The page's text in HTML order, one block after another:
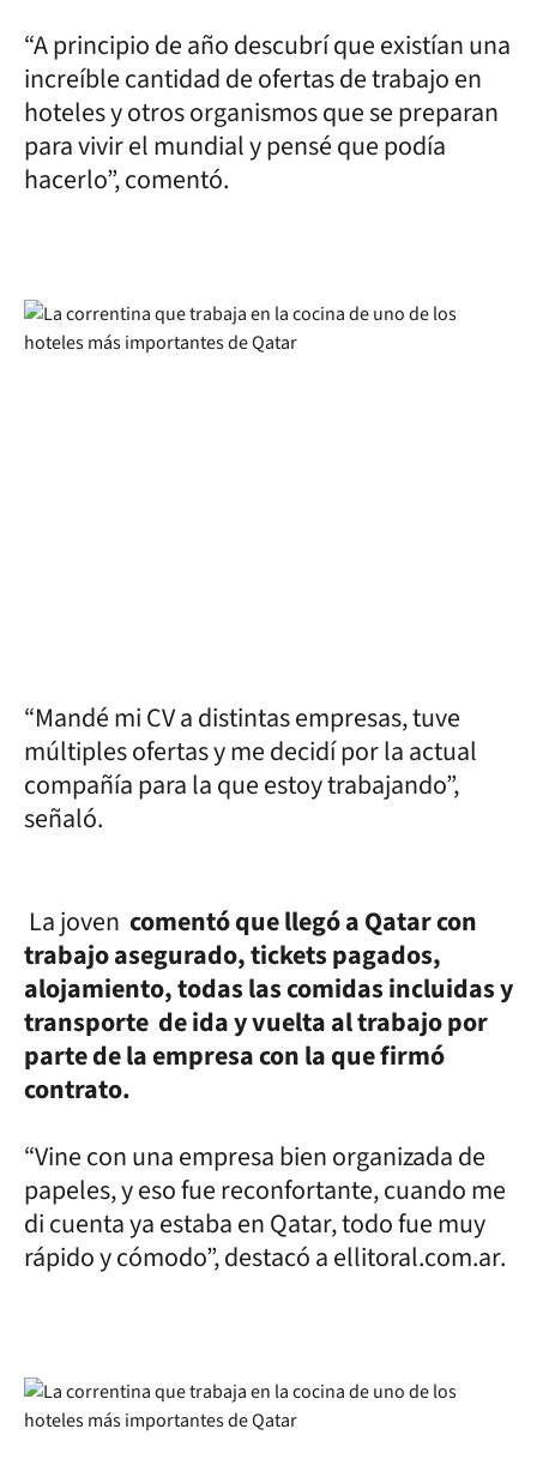
“A principio de año descubrí que existían una
increíble cantidad de ofertas de trabajo en
hoteles y otros organismos que se preparan
para vivir el mundial y pensé que podía
hacerlo”, comentó.
“Mandé mi CV a distintas empresas, tuve
múltiples ofertas y me decidí por la actual
compañía para la que estoy trabajando”,
señaló.
La joven comentó que llegó a Qatar con
trabajo asegurado, tickets pagados,
alojamiento, todas las comidas incluidas y
transporte de ida y vuelta al trabajo por
parte de la empresa con la que firmó
contrato.
“Vine con una empresa bien organizada de
papeles, y eso fue reconfortante, cuando me
di cuenta ya estaba en Qatar, todo fue muy
rápido y cómodo”, destacó a ellitoral.com.ar.